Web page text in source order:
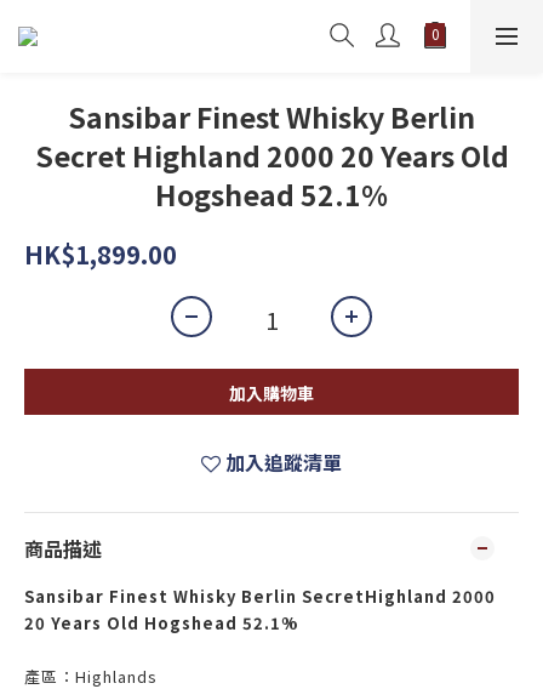
Sansibar Finest Whisky Berlin
Secret Highland 2000 20 Years Old
Hogshead 52.1%
HK$1,899.00
加入購物車
加入追蹤清單
商品描述
Sansibar Finest Whisky Berlin SecretHighland 2000
20 Years Old Hogshead 52.1%
產區： Highlands